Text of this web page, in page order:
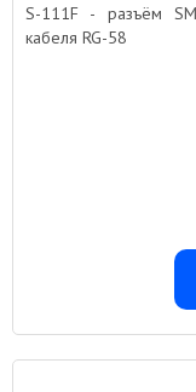
S-111F - разъём
кабеля RG-58